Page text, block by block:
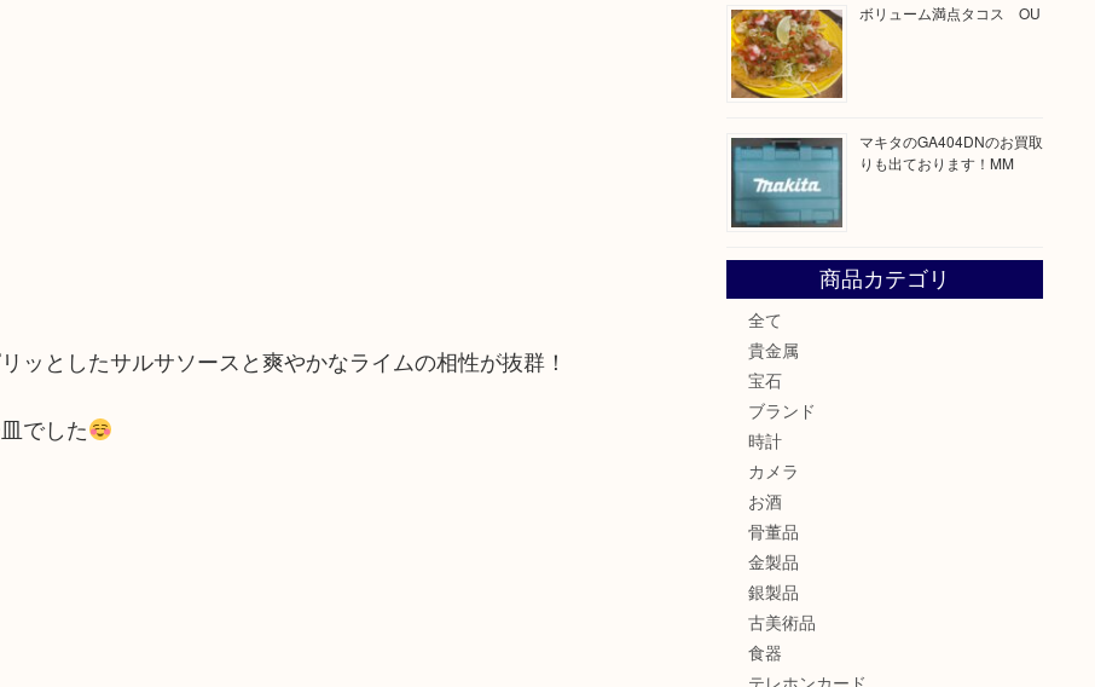
ッとしたサルサソースと爽やかなライムの相性が抜群！
でした
ボリューム満点タコス OU
マキタのGA404DNのお買取
りも出ております！MM
商品カテゴリ
全て
貴金属
宝石
ブランド
時計
カメラ
お酒
骨董品
金製品
銀製品
古美術品
食器
テレホンカード